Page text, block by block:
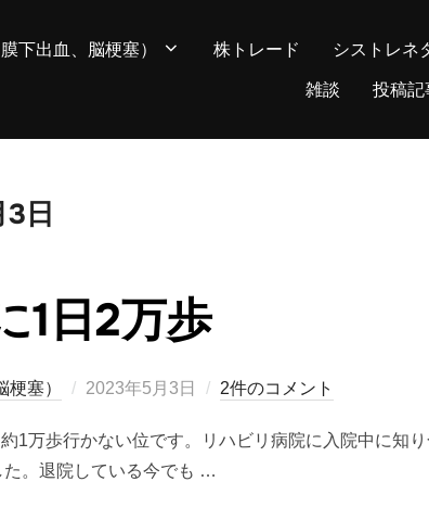
下出血、脳梗塞） 株トレード
シストレネ
雑談
投稿記
日
1日2万歩
塞）
投
日:
2023年5月3日 2件のコメント
1万歩行かない位です。リハビリ病院に入院中に知り
た。退院している今でも …